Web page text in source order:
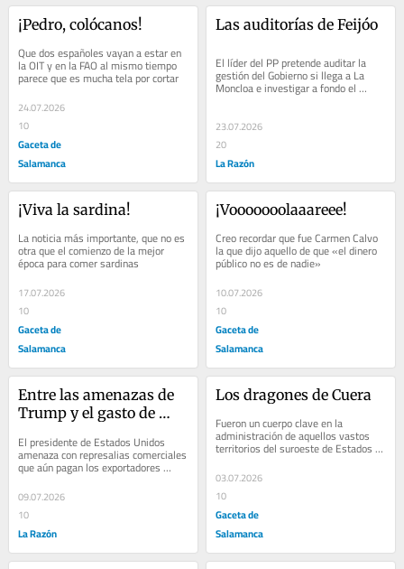
¡Pedro, colócanos!
Que dos españoles vayan a estar en
la OIT y en la FAO al mismo tiempo
parece que es mucha tela por cortar
24.07.2026
10
Gaceta de
Salamanca
Las auditorías de Feijóo
El líder del PP pretende auditar la
gestión del Gobierno si llega a La
Moncloa e investigar a fondo el
rescate de la aerolínea Plus Ultra
23.07.2026
20
La Razón
¡Viva la sardina!
La noticia más importante, que no es
otra que el comienzo de la mejor
época para comer sardinas
17.07.2026
10
Gaceta de
Salamanca
¡Vooooooolaaareee!
Creo recordar que fue Carmen Calvo
la que dijo aquello de que «el dinero
público no es de nadie»
10.07.2026
10
Gaceta de
Salamanca
Entre las amenazas de
Trump y el gasto de
El presidente de Estados Unidos
amenaza con represalias comerciales
que aún pagan los exportadores
españoles; mientras que Sánchez
eleva el techo...
09.07.2026
10
La Razón
Los dragones de Cuera
Fueron un cuerpo clave en la
administración de aquellos vastos
territorios del suroeste de Estados
03.07.2026
10
Gaceta de
Salamanca